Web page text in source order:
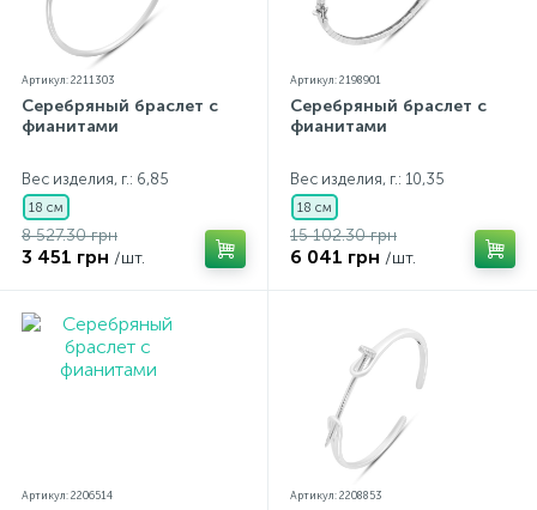
Артикул: 2211303
Серебряный браслет с
фианитами
Вес изделия, г.: 6,85
18 см
8 527.30 грн
3 451 грн /шт.
Артикул: 2198901
Серебряный браслет с
фианитами
Вес изделия, г.: 10,35
18 см
15 102.30 грн
6 041 грн /шт.
Артикул: 2206514 Артикул: 2208853